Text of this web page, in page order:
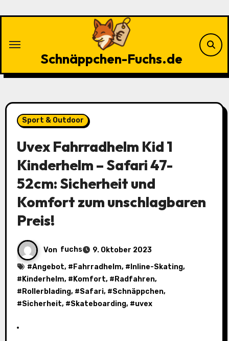
Schnäppchen-Fuchs.de
Sport & Outdoor
Uvex Fahrradhelm Kid 1
Kinderhelm – Safari 47-
52cm: Sicherheit und
Komfort zum unschlagbaren
Preis!
Von fuchs
9. Oktober 2023
#Angebot, # Fahrradhelm, # Inline-Skating,
# Kinderhelm, # Komfort, # Radfahren,
# Rollerblading, #Safari, #Schnäppchen,
#Sicherheit, #Skateboarding, #uvex